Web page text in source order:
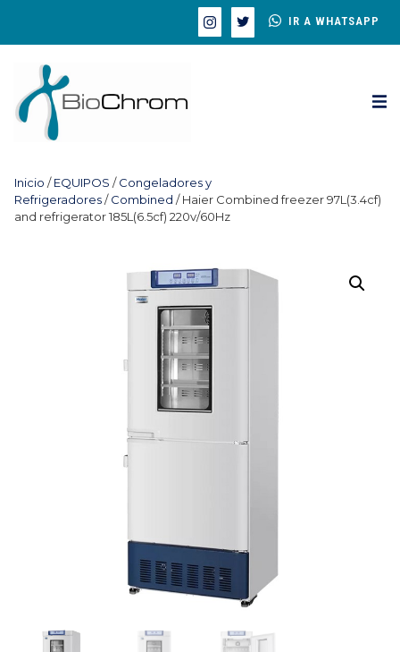
IR A WHATSAPP
Inicio /EQUIPOS /Congeladores y
Refrigeradores/Combined / Haier Combined freezer 97L(3.4cf)
and refrigerator 185L(6.5cf) 220v/60Hz